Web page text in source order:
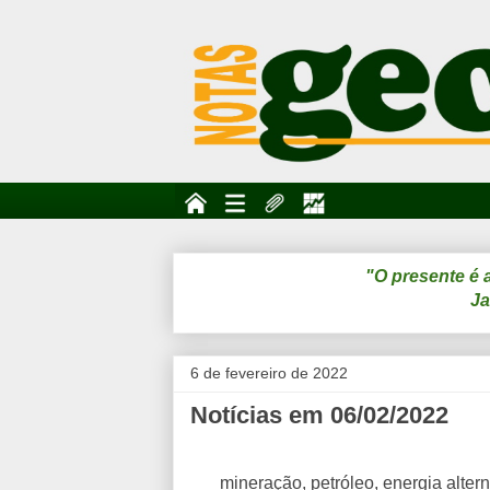
"O presente é
6 de fevereiro de 2022
Notícias em 06/02/2022
mineração, petróleo, energia